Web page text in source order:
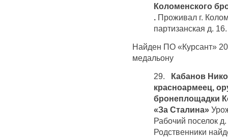
Коломенского
Проживал г.
партизанская д. 16.
Найден ПО «Курсант»
медальону
29. Кабанов
красноармеец,
бронеплощадки
«За Сталина»
Рабочий поселок
Родственники